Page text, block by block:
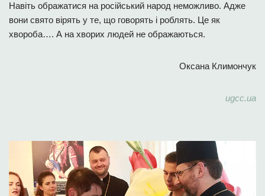
Навіть ображатися на російський народ неможливо. Адже
вони свято вірять у те, що говорять і роблять. Це як
хвороба…. А на хворих людей не ображаються.
Оксана Климончук
ugcc.ua